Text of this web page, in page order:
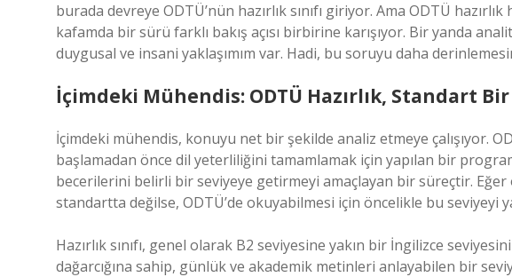
burada devreye ODTÜ’nün hazırlık sınıfı giriyor. Ama ODTÜ
kafamda bir sürü farklı bakış açısı birbirine karışıyor. Bir yanda
duygusal ve insani yaklaşımım var. Hadi, bu soruyu daha
İçimdeki Mühendis: ODTÜ Hazırlık, Standart
İçimdeki mühendis, konuyu net bir şekilde analiz etmeye çalışıyor.
başlamadan önce dil yeterliliğini tamamlamak için yapılan bir
becerilerini belirli bir seviyeye getirmeyi amaçlayan bir süreçtir.
standartta değilse, ODTÜ’de okuyabilmesi için öncelikle bu seviyeyi
Hazırlık sınıfı, genel olarak B2 seviyesine yakın bir İngilizce
dağarcığına sahip, günlük ve akademik metinleri anlayabilen bir